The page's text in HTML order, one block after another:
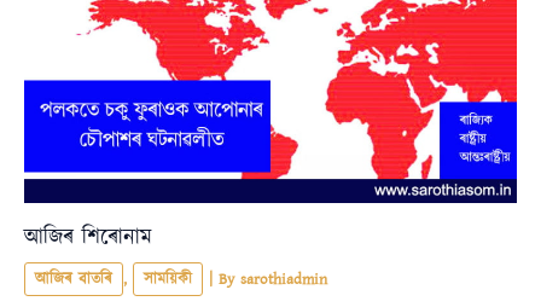
আজিৰ শিৰোনাম
আজিৰ বাতৰি , সাময়িকী | By sarothiadmin